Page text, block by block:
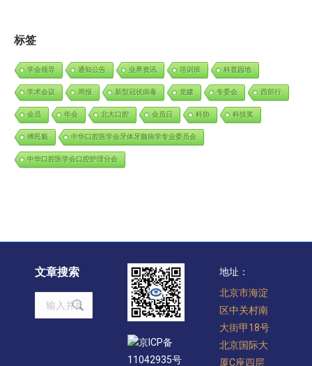
标签
学会领导 通知公告 业界资讯 培训班 科普园地
学术会议 周报 新型冠状病毒 党建 专委会 西部行
会员 年会 北大口腔 会员日 科协 科技奖
傅民魁 中华口腔医学会牙体牙髓病学专业委员会
中华口腔医学会口腔护理分会
文章搜索
Search:
京ICP备
11042935号
地址：
北京市海淀
区中关村南
大街甲18号
北京国际大
厦C座四层